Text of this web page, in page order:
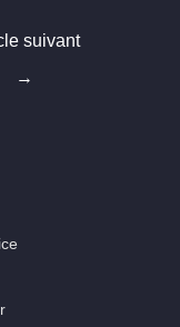
suivant
→